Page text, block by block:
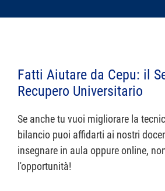
Fatti Aiutare da Cepu: il
Recupero Universitario
Se anche tu vuoi migliorare la
bilancio puoi affidarti ai nostri
insegnare in aula oppure online,
l'opportunità!